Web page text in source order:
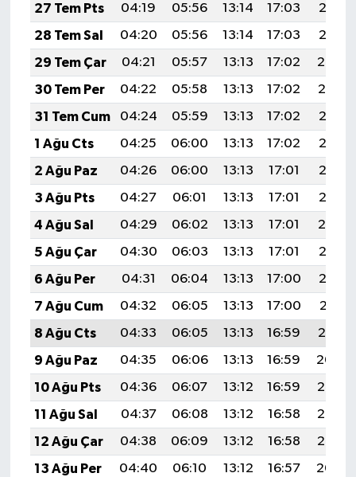
27 Tem Pts
04:19 05:56 13:14 17:03
20:21
28 Tem Sal
04:20 05:56 13:14 17:03
20:21
29 Tem Çar
04:21 05:57 13:13 17:02
20:20
30 Tem Per
04:22 05:58 13:13 17:02
20:19
31 Tem Cum
04:24 05:59 13:13 17:02
20:18
1 Ağu Cts
04:25 06:00 13:13 17:02
20:17
2 Ağu Paz
04:26 06:00 13:13 17:01
20:16
3 Ağu Pts
04:27 06:01 13:13 17:01
20:15
4 Ağu Sal
04:29 06:02 13:13 17:01
20:14
5 Ağu Çar
04:30 06:03 13:13 17:01
20:13
6 Ağu Per
04:31 06:04 13:13 17:00
20:12
7 Ağu Cum
04:32 06:05 13:13 17:00
20:11
8 Ağu Cts
04:33 06:05 13:13 16:59
20:10
9 Ağu Paz
04:35 06:06 13:13 16:59
20:09
10 Ağu Pts
04:36 06:07 13:12 16:59
20:08
11 Ağu Sal
04:37 06:08 13:12 16:58
20:07
12 Ağu Çar
04:38 06:09 13:12 16:58
20:05
13 Ağu Per
04:40 06:10 13:12 16:57
20:04